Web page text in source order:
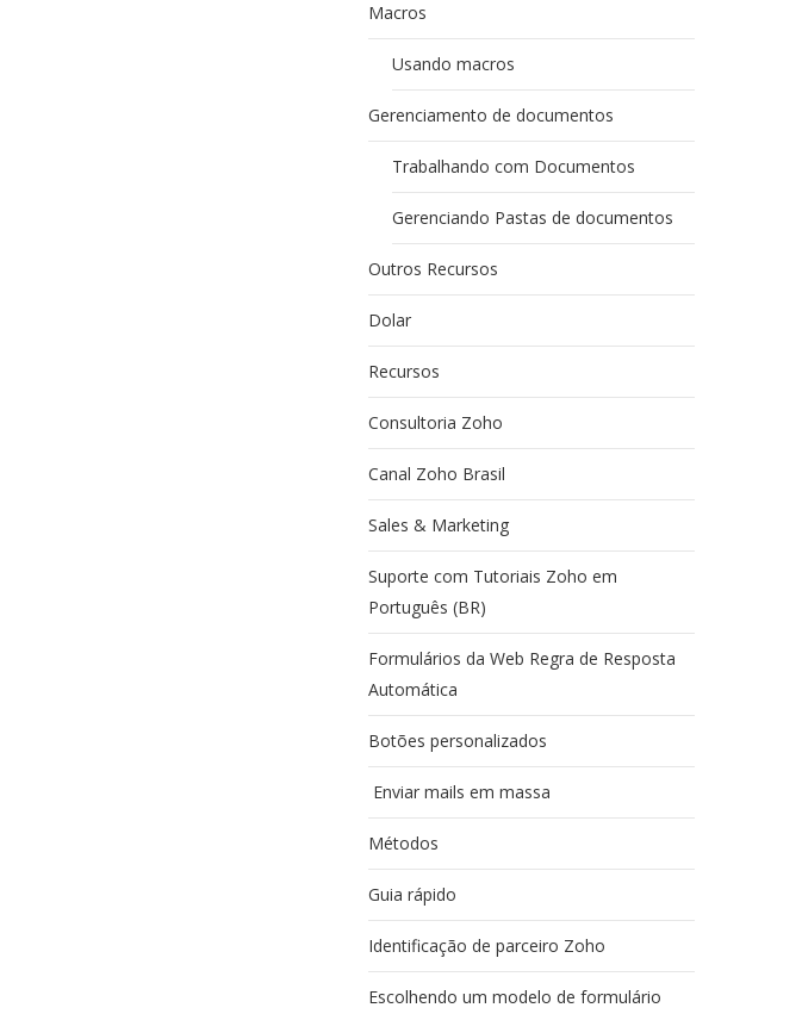
Macros
Usando macros
Gerenciamento de documentos
Trabalhando com Documentos
Gerenciando Pastas de documentos
Outros Recursos
Dolar
Recursos
Consultoria Zoho
Canal Zoho Brasil
Sales & Marketing
Suporte com Tutoriais Zoho em
Português (BR)
Formulários da Web Regra de Resposta
Automática
Botões personalizados
Enviar mails em massa
Métodos
Guia rápido
Identificação de parceiro Zoho
Escolhendo um modelo de formulário